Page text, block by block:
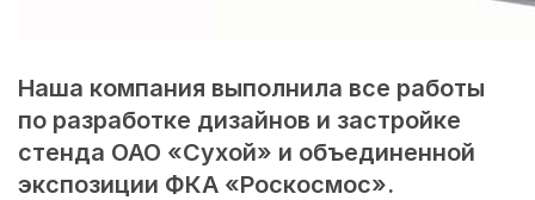
Наша компания выполнила все работы
по разработке дизайнов и застройке
cтенда ОАО «Сухой» и объединенной
экспозиции ФКА «Роскосмос».